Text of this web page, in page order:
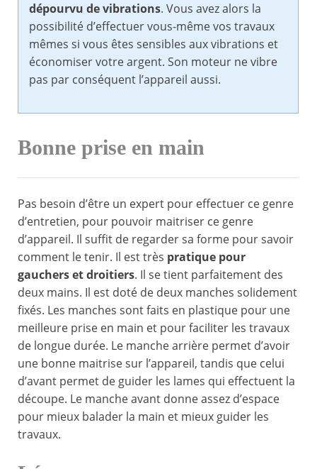
dépourvu de vibrations. Vous avez alors la
possibilité d’effectuer vous-même vos travaux
mêmes si vous êtes sensibles aux vibrations et
économiser votre argent. Son moteur ne vibre
pas par conséquent l’appareil aussi.
Bonne prise en main
Pas besoin d’être un expert pour effectuer ce genre
d’entretien, pour pouvoir maitriser ce genre
d’appareil. Il suffit de regarder sa forme pour savoir
comment le tenir. Il est très pratique pour
gauchers et droitiers. Il se tient parfaitement des
deux mains. Il est doté de deux manches solidement
fixés. Les manches sont faits en plastique pour une
meilleure prise en main et pour faciliter les travaux
de longue durée. Le manche arrière permet d’avoir
une bonne maitrise sur l’appareil, tandis que celui
d’avant permet de guider les lames qui effectuent la
découpe. Le manche avant donne assez d’espace
pour mieux balader la main et mieux guider les
travaux.